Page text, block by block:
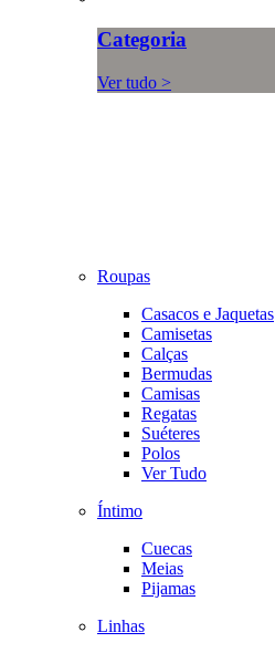
Categoria
Ver tudo >
Roupas
Casacos e Jaquetas
Camisetas
Calças
Bermudas
Camisas
Regatas
Suéteres
Polos
Ver Tudo
Íntimo
Cuecas
Meias
Pijamas
Linhas